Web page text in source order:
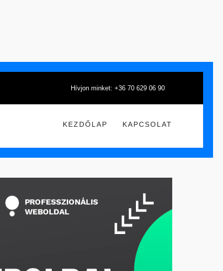
Hívjon minket: +36 70 629 06 90
KEZDŐLAP KAPCSOLAT